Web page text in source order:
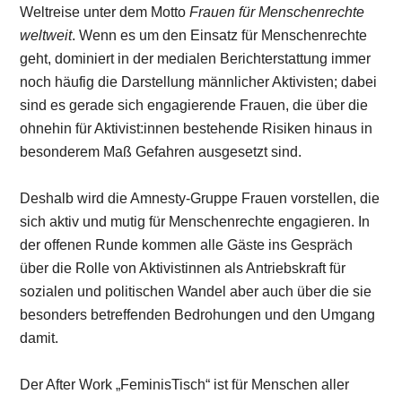
Weltreise unter dem Motto Frauen für Menschenrechte
weltweit. Wenn es um den Einsatz für Menschenrechte
geht, dominiert in der medialen Berichterstattung immer
noch häufig die Darstellung männlicher Aktivisten; dabei
sind es gerade sich engagierende Frauen, die über die
ohnehin für Aktivist:innen bestehende Risiken hinaus in
besonderem Maß Gefahren ausgesetzt sind.
Deshalb wird die Amnesty-Gruppe Frauen vorstellen, die
sich aktiv und mutig für Menschenrechte engagieren. In
der offenen Runde kommen alle Gäste ins Gespräch
über die Rolle von Aktivistinnen als Antriebskraft für
sozialen und politischen Wandel aber auch über die sie
besonders betreffenden Bedrohungen und den Umgang
damit.
Der After Work „FeminisTisch“ ist für Menschen aller